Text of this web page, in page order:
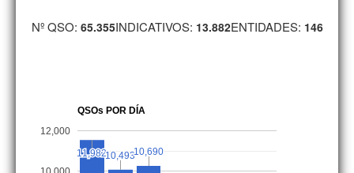
Nº QSO: 65.355INDICATIVOS: 13.882ENTIDADES: 146
QSOs POR DÍA
12,000
11,982
11,98210,493
10,493